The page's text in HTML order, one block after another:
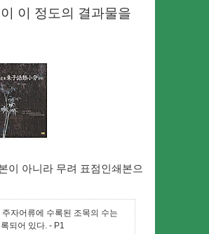
이 정도의 결과물을
이 아니라 무려 표점인쇄본으
자어류에 수록된 조목의 수는
되어 있다. - P1